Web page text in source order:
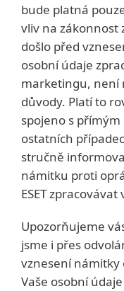
bude platná
vliv na zákonnost
došlo před
osobní údaje
marketingu, není
důvody. Platí to
spojeno s
ostatních
stručně
námitku proti
ESET
Upozorňujeme
jsme i přes
vznesení námitky
Vaše osobní